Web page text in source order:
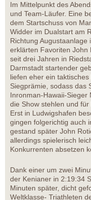
Im Mittelpunkt des
und Team-Läufer. Eine
dem Startschuss von
Widder im Dualstart am
Richtung Augustaanlage
erklärten Favoriten John
seit drei Jahren in
Darmstadt startender
liefen eher ein
Siegprämie, sodass das
Inronman-Hawaii-Sieger
die Show stehlen und
Erst in Ludwigshafen
gingen folgerichtig auch
gestand später John
allerdings spielerisch
Konkurrenten absetzen
Dank einer um zwei
der Kenianer in 2:19:34
Minuten später, dicht
Weltklasse- Triathleten